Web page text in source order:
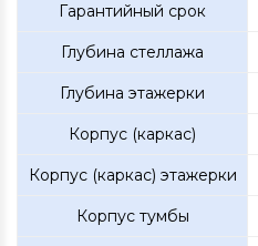
Гарантийный срок
Глубина стеллажа
Глубина этажерки
Корпус (каркас)
Корпус (каркас) этажерки
Корпус тумбы